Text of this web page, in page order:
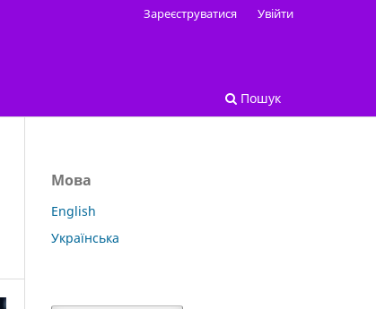
Пошук
Зареєструватися Увійти
Мова
English
Українська